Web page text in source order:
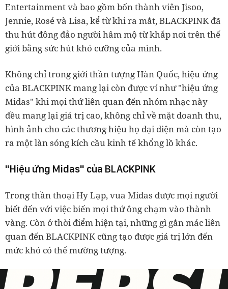
Entertainment và bao gồm bốn thành viên Jisoo,
Jennie, Rosé và Lisa, kể từ khi ra mắt, BLACKPINK đã
thu hút đông đảo người hâm mộ từ khắp nơi trên thế
giới bằng sức hút khó cưỡng của mình.
Không chỉ trong giới thần tượng Hàn Quốc, hiệu ứng
của BLACKPINK mang lại còn được ví như "hiệu ứng
Midas" khi mọi thứ liên quan đến nhóm nhạc này
đều mang lại giá trị cao, không chỉ về mặt doanh thu,
hình ảnh cho các thương hiệu họ đại diện mà còn tạo
ra một làn sóng kích cầu kinh tế khổng lồ khác.
"Hiệu ứng Midas" của BLACKPINK
Trong thần thoại Hy Lạp, vua Midas được mọi người
biết đến với việc biến mọi thứ ông chạm vào thành
vàng. Còn ở thời điểm hiện tại, những gì gắn mác liên
quan đến BLACKPINK cũng tạo được giá trị lớn đến
mức khó có thể mường tượng.